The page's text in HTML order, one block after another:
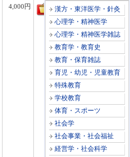
漢方・東洋医学・針灸
心理学・精神医学
心理学・精神医学雑誌
教育学・教育史
教育・保育雑誌
育児・幼児・児童教育
特殊教育
学校教育
体育・スポーツ
社会学
社会事業・社会福祉
経営学・社会科学
4,000円